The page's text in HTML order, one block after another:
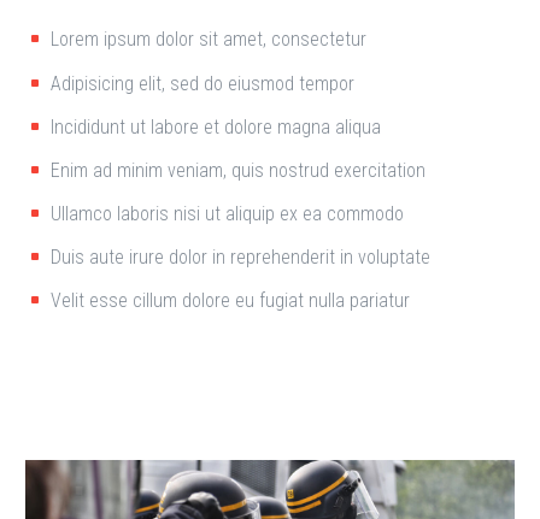
Lorem ipsum dolor sit amet, consectetur
Adipisicing elit, sed do eiusmod tempor
Incididunt ut labore et dolore magna aliqua
Enim ad minim veniam, quis nostrud exercitation
Ullamco laboris nisi ut aliquip ex ea commodo
Duis aute irure dolor in reprehenderit in voluptate
Velit esse cillum dolore eu fugiat nulla pariatur